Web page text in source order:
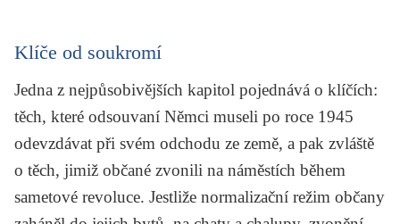
Klíče od soukromí
Jedna z nejpůsobivějších kapitol pojednává o klíčích:
těch, které odsouvaní Němci museli po roce 1945
odevzdávat při svém odchodu ze země, a pak zvláště
o těch, jimiž občané zvonili na náměstích během
sametové revoluce. Jestliže normalizační režim občany